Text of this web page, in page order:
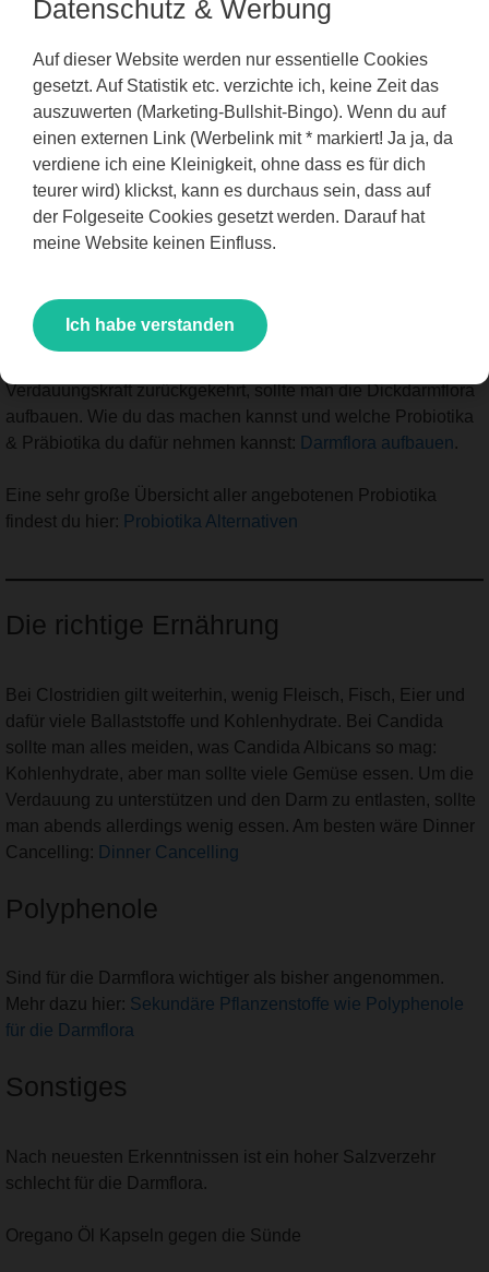
findest du hier:Probiotika Alternativen
Im nächsten Schritt geht es um den Aufbau der Dickdarmflora.
Im Dickdarm gibt es viel mehr Artenvielfalt als im Dünndarm,
aber auch weniger Sauerstoff:
(Dickdarm)
Verdauungskraft zurückgekehrt, sollte man die Dickdarmflora
aufbauen. Wie du das machen kannst und welche Probiotika
& Präbiotika du dafür nehmen kannst: Darmflora aufbauen.
Eine sehr große Übersicht aller angebotenen Probiotika
findest du hier: Probiotika Alternativen
Die richtige Ernährung
Bei Clostridien gilt weiterhin, wenig Fleisch, Fisch, Eier und
dafür viele Ballaststoffe und Kohlenhydrate. Bei Candida
sollte man alles meiden, was Candida Albicans so mag:
Kohlenhydrate, aber man sollte viele Gemüse essen. Um die
Verdauung zu unterstützen und den Darm zu entlasten, sollte
man abends allerdings wenig essen. Am besten wäre Dinner
Cancelling: Dinner Cancelling
Polyphenole
Sind für die Darmflora wichtiger als bisher angenommen.
Mehr dazu hier: Sekundäre Pflanzenstoffe wie Polyphenole
für die Darmflora
Sonstiges
Nach neuesten Erkenntnissen ist ein hoher Salzverzehr
schlecht für die Darmflora.
Oregano Öl Kapseln gegen die Sünde
Datenschutz & Werbung
Auf dieser Website werden nur essentielle Cookies
gesetzt. Auf Statistik etc. verzichte ich, keine Zeit das
auszuwerten (Marketing-Bullshit-Bingo). Wenn du auf
einen externen Link (Werbelink mit * markiert! Ja ja, da
verdiene ich eine Kleinigkeit, ohne dass es für dich
teurer wird) klickst, kann es durchaus sein, dass auf
der Folgeseite Cookies gesetzt werden. Darauf hat
meine Website keinen Einfluss.
Ich habe verstanden